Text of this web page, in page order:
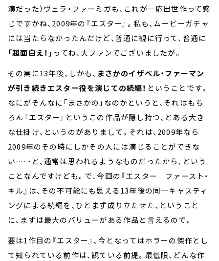
演だった）ヴェラ・ファーミガも、これが一応出世作って感
じですかね、2009年の『エスター』。私も、ムービーガチャ
には当たらなかったんだけど、普通に観に行って、普通に
「超面白え！」 ってね、大ファンでございましたが。
その実に13年後、しかも、 まさかのイザベル・ファーマン
が引き続きエスター役を演じての続編！ ということです。
なにがそんなに「まさかの」なのかというと、それはもち
ろん『エスター』というこの作品が隠し持つ、とある大き
な仕掛け、というのがありまして。それは、2009年なら
2009年のその時にしかその人には演じることができな
い……と、通常は思われるようなものだったから、という
ことなんですけども。で、今回の『エスター ファースト・
キル』は、その不可能にも思える13年後の同一キャスティ
ングによる続編を、ひとまず成り立たせた、ということ
に、まずは最大のバリューがある作品と言えるので。
要は1作目の『エスター』、今となってはホラーの傑作とし
て知られている前作は、観ている前提。最低限、どんな作